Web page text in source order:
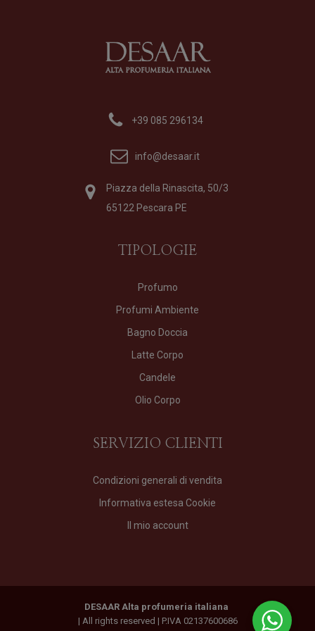
+39 085 296134
info@desaar.it
Piazza della Rinascita, 50/3
65122 Pescara PE
TIPOLOGIE
Profumo
Profumi Ambiente
Bagno Doccia
Latte Corpo
Candele
Olio Corpo
SERVIZIO CLIENTI
Condizioni generali di vendita
Informativa estesa Cookie
Il mio account
DESAAR Alta profumeria italiana
| All rights reserved | P.IVA 02137600686